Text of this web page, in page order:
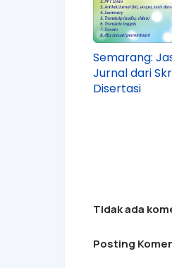
Semarang:
Jurnal dari
Disertasi
Tidak ada
Posting